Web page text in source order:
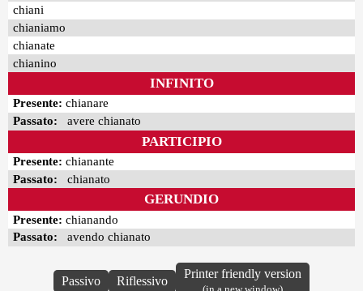
chiani
chianiamo
chianate
chianino
INFINITO
Presente: chianare
Passato: avere chianato
PARTICIPIO
Presente: chianante
Passato: chianato
GERUNDIO
Presente: chianando
Passato: avendo chianato
Passivo Riflessivo
Printer friendly version